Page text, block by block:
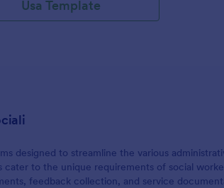
Usa Template
designed to streamline the various
cater to the unique requirements of social
feedback collection, and service